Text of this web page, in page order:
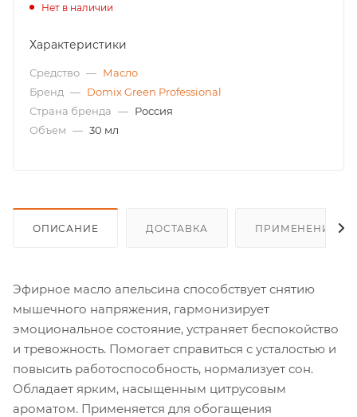
Нет в наличии
Характеристики
Средство — Масло
Бренд — Domix Green Professional
Страна бренда — Россия
Объем — 30 мл
ОПИСАНИЕ ДОСТАВКА ПРИМЕНЕНИЕ
Эфирное масло апельсина способствует снятию
мышечного напряжения, гармонизирует
эмоциональное состояние, устраняет беспокойство
и тревожность. Помогает справиться с усталостью и
повысить работоспособность, нормализует сон.
Обладает ярким, насыщенным цитрусовым
ароматом. Применяется для обогащения